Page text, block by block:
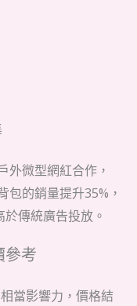
外微型網紅合作，
包的銷量提升35%，
傳統廣告投放。
參考
當影響力，價格結